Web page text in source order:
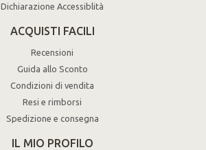
Dichiarazione Accessiblità
ACQUISTI FACILI
Recensioni
Guida allo Sconto
Condizioni di vendita
Resi e rimborsi
Spedizione e consegna
IL MIO PROFILO